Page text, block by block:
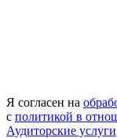
Я согласен на
с политикой в
Аудиторские услуги